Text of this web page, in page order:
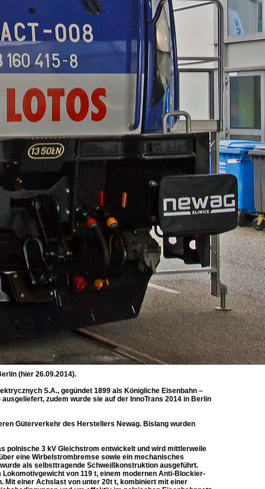
(hier 26.09.2014).
S.A., gegündet 1899 als Königliche Eisenbahn –
zudem wurde sie auf der InnoTrans 2014 in Berlin
Güterverkehr des Herstellers Newag. Bislang wurden
polnische 3 kV Gleichstrom entwickelt und wird mittlerweile
eine Wirbelstrombremse sowie ein mechanisches
als selbsttragende Schweißkonstruktion ausgeführt.
von 119 t, einem modernen Anti-Blockier-
Mit einer Achslast von unter 20t t, kombiniert mit einer